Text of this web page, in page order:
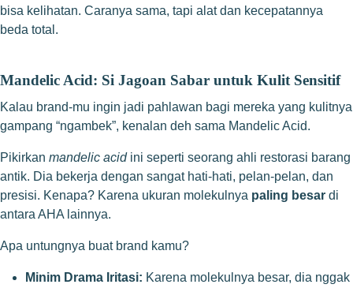
bisa kelihatan. Caranya sama, tapi alat dan kecepatannya
beda total.
Mandelic Acid: Si Jagoan Sabar untuk Kulit Sensitif
Kalau brand-mu ingin jadi pahlawan bagi mereka yang kulitnya
gampang “ngambek”, kenalan deh sama Mandelic Acid.
Pikirkan mandelic acidini seperti seorang ahli restorasi barang
antik. Dia bekerja dengan sangat hati-hati, pelan-pelan, dan
presisi. Kenapa? Karena ukuran molekulnya paling besar di
antara AHA lainnya.
Apa untungnya buat brand kamu?
Minim Drama Iritasi: Karena molekulnya besar, dia nggak